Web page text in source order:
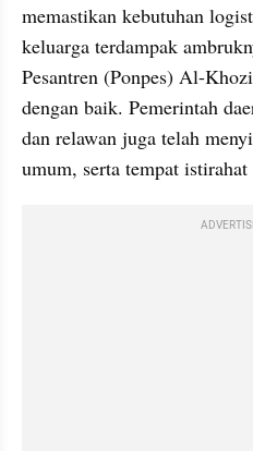
memastikan kebutuhan
keluarga terdampak
Pesantren (Ponpes) Al-
dengan baik. Pemerintah
dan relawan juga telah
umum, serta tempat